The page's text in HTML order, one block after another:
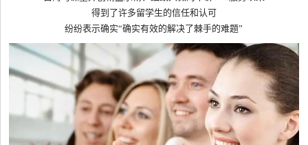
得到了许多留学生的信任和认可
纷纷表示确实“确实有效的解决了棘手的难题”